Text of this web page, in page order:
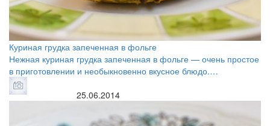
Куриная грудка запеченная в фольге
Нежная куриная грудка запеченная в фольге — очень простое
в приготовлении и необыкновенно вкусное блюдо.…
25.06.2014